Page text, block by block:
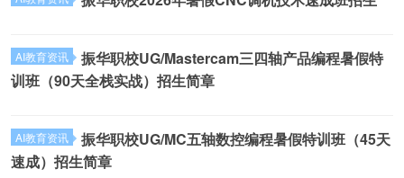
AI教育资讯
振华职校UG/Mastercam三四轴产品编程暑假特
训班（90天全栈实战）招生简章
AI教育资讯
振华职校UG/MC五轴数控编程暑假特训班（45天
速成）招生简章